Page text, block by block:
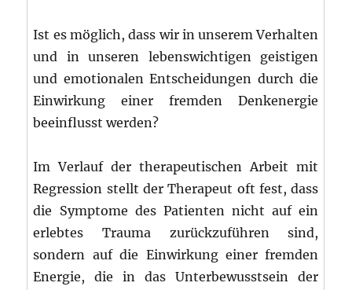
Ist es möglich, dass wir in unserem Verhalten
und in unseren lebenswichtigen geistigen
und emotionalen Entscheidungen durch die
Einwirkung einer fremden Denkenergie
beeinflusst werden?
Im Verlauf der therapeutischen Arbeit mit
Regression stellt der Therapeut oft fest, dass
die Symptome des Patienten nicht auf ein
erlebtes Trauma zurückzuführen sind,
sondern auf die Einwirkung einer fremden
Energie, die in das Unterbewusstsein der